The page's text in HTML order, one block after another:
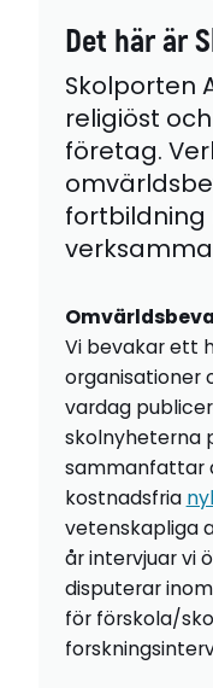
Det här är
Skolporten
religiöst
företag.
fortbildning
Vi bevakar ett
organisationer
vardag
skolnyheterna
sammanfattar
kostnadsfria
vetenskapliga
år intervjuar vi
disputerar
för förskola/